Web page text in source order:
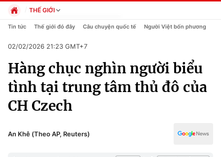
Chuyên mục
Chính trị
Xã hội
Pháp luật
THẾ GIỚI
Chính trị
Pháp luật
Kinh tế
Thể thao
Truyền hình
Văn hóa - Giải trí
Công nghệ
Tin tức Thế giới đó đây Câu chuyện quốc tế Người Việt bốn phương
02/02/2026 21:23 GMT+7
Hàng chục nghìn người biểu
tình tại trung tâm thủ đô của
CH Czech
An Khê (Theo AP, Reuters)